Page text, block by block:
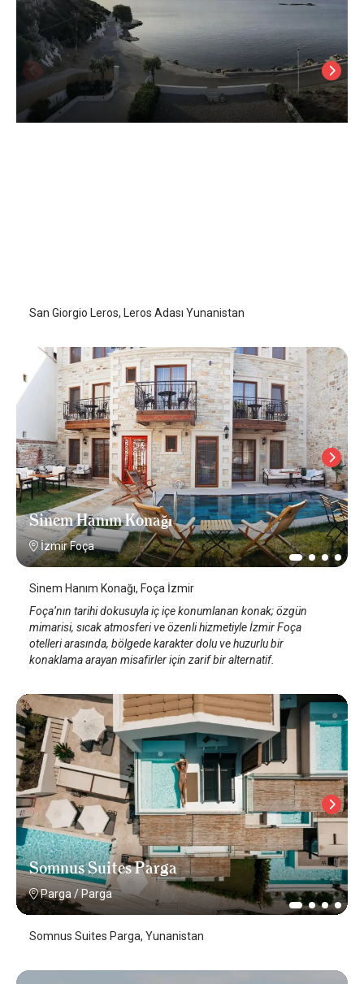
San Giorgio Leros, Leros Adası Yunanistan
Sinem Hanım Konağı
İzmir Foça
Sinem Hanım Konağı, Foça İzmir
Foça’nın tarihi dokusuyla iç içe konumlanan konak; özgün
mimarisi, sıcak atmosferi ve özenli hizmetiyle İzmir Foça
otelleri arasında, bölgede karakter dolu ve huzurlu bir
konaklama arayan misafirler için zarif bir alternatif.
Somnus Suites Parga
Parga /Parga
Somnus Suites Parga, Yunanistan